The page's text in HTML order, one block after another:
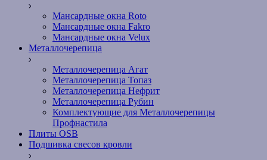
Мансардные окна Roto
Мансардные окна Fakro
Мансардные окна Velux
Металлочерепица
Металлочерепица Агат
Металлочерепица Топаз
Металлочерепица Нефрит
Металлочерепица Рубин
Комплектующие для Металлочерепицы
Профнастила
Плиты OSB
Подшивка свесов кровли